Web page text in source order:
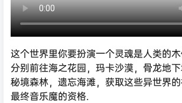
这个世界里你要扮演一个灵魂是人类的
分别前往海之花园，玛卡沙漠，骨龙地下
秘境森林，遗忘海滩，获取这些异世界
最终音乐魔的资格.